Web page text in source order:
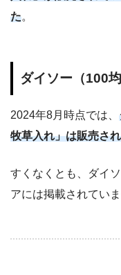
た。
ダイソー（100均
2024年8月時点では、
牧草入れ」は販売さ
すくなくとも、ダイ
アには掲載されていま